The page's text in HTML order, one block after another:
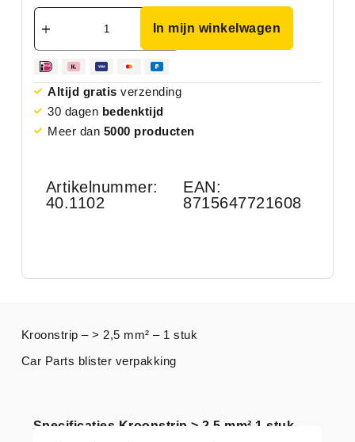
In mijn winkelwagen
Altijd gratis verzending
30 dagen bedenktijd
Meer dan 5000 producten
Artikelnummer:
40.1102
EAN:
8715647721608
Specificaties Kroonstrip > 2,5 mm² 1 stuk
Kroonstrip – > 2,5 mm² – 1 stuk
Car Parts blister verpakking